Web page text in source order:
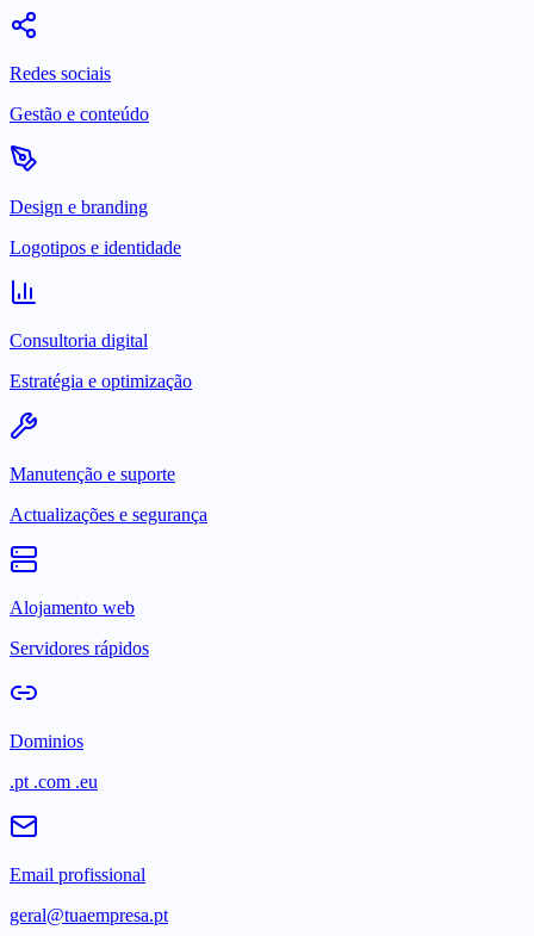
Redes sociais
Gestão e conteúdo
Design e branding
Logotipos e identidade
Consultoria digital
Estratégia e optimização
Manutenção e suporte
Actualizações e segurança
Alojamento web
Servidores rápidos
Dominios
.pt .com .eu
Email profissional
geral@tuaempresa.pt